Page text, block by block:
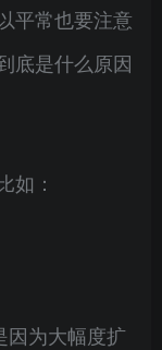
平常也要注意
底是什么原因
如：
因为大幅度扩